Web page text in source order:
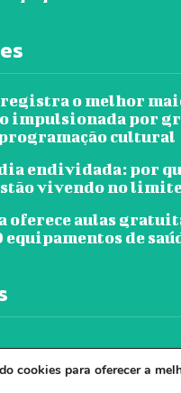
registra o melhor
impulsionada por
cultural
endividada: por
vivendo no
aulas
equipamentos de
cookies para oferecer a